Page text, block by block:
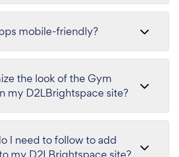
mobile-friendly?
the look of the Gym
my D2LBrightspace site?
I need to follow to add